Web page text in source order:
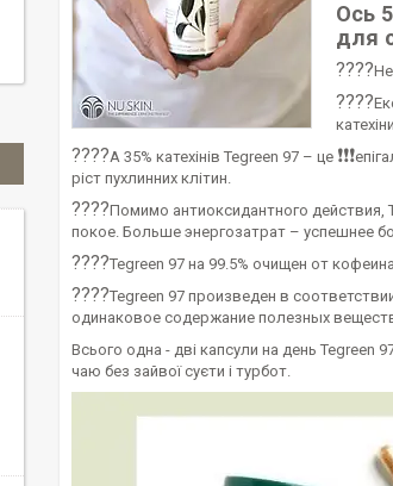
Ось
для
????
????
????А 35% катехінів Tegreen 97 – це ❗️❗️❗️
ріст пухлинних клітин.
????Помимо антиоксидантного действия,
покое. Больше энергозатрат – успешнее
????Tegreen 97 на 99.5% очищен от
????Tegreen 97 произведен в
одинаковое содержание полезных
Всього одна - дві капсули на день Tegreen
чаю без зайвої суєти і турбот.